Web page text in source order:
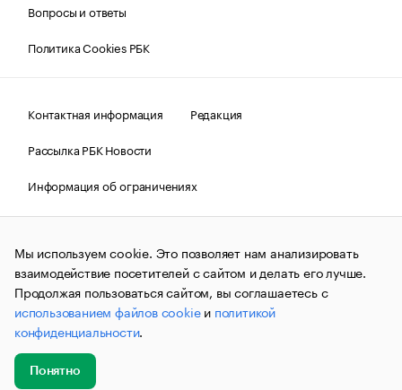
Вопросы и ответы
Политика Cookies РБК
Контактная информация
Редакция
Рассылка РБК Новости
Информация об ограничениях
Правовая информация
О соблюдении авторских прав
© АО «РОСБИЗНЕСКОНСАЛТИНГ»,1995–2026.Сообщения
и материалы информационного агентства «РБК»
(зарегистрировано Федеральной службой по надзору в сфере
связи, информационных технологий и массовых
коммуникаций (Роскомнадзор) 09.12.2015 за номером ИА
№ФС77-63848) сопровождаются пометкой «РБК». Отдельные
публикации могут содержать информацию,
не предназначенную для пользователей
до 18 лет.
Мы используем cookie. Это позволяет нам анализировать
взаимодействие посетителей с сайтом и делать его лучше.
Продолжая пользоваться сайтом, вы соглашаетесь с
использованием файлов cookieи политикой
конфиденциальности.
Понятно